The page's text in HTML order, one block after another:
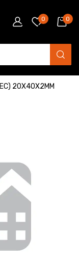
0 0
20X40X2MM